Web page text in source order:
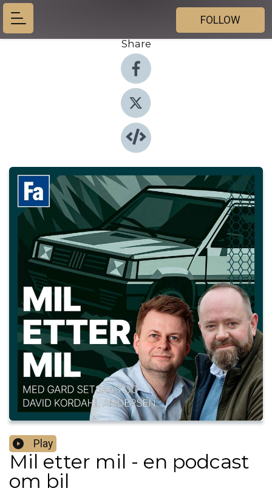
FOLLOW
Share
Play
Mil etter mil - en podcast
om bil